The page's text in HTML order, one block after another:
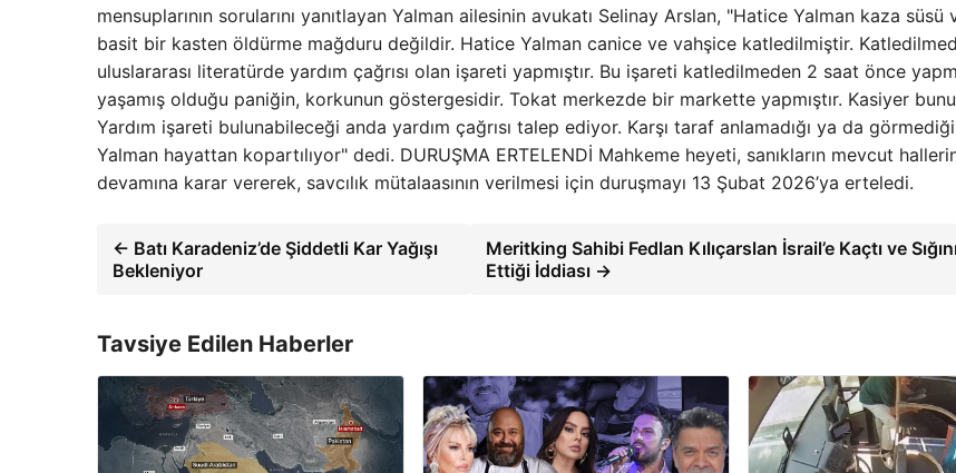
mensuplarının sorularını yanıtlayan Yalman ailesinin avukatı Selinay Arslan, "Hatice Yalman kaza süsü
basit bir kasten öldürme mağduru değildir. Hatice Yalman canice ve vahşice katledilmiştir.
uluslararası literatürde yardım çağrısı olan işareti yapmıştır. Bu işareti katledilmeden 2 saat önce
yaşamış olduğu paniğin, korkunun göstergesidir. Tokat merkezde bir markette yapmıştır. Kasiyer bunu
Yardım işareti bulunabileceği anda yardım çağrısı talep ediyor. Karşı taraf anlamadığı ya da
Yalman hayattan kopartılıyor" dedi. DURUŞMA ERTELENDİ Mahkeme heyeti, sanıkların mevcut
devamına karar vererek, savcılık mütalaasının verilmesi için duruşmayı 13 Şubat 2026’ya erteledi.
← Batı Karadeniz’de Şiddetli Kar Yağışı
Bekleniyor
Meritking Sahibi Fedlan Kılıçarslan İsrail’e Kaçtı ve
Ettiği İddiası →
Tavsiye Edilen Haberler